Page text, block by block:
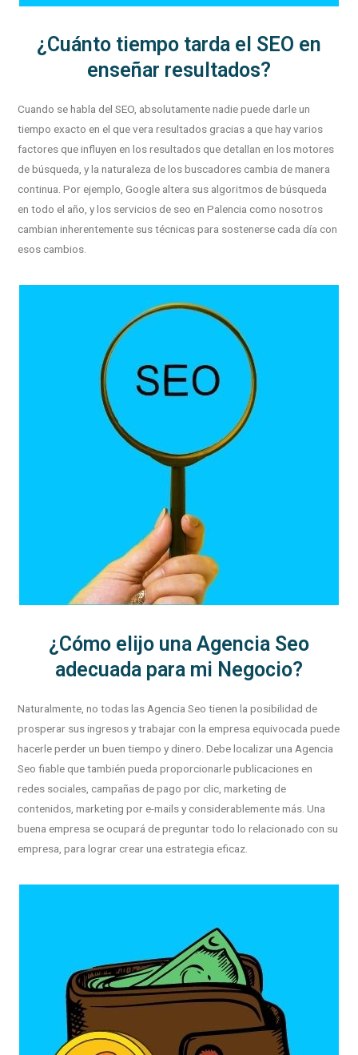
¿Cuánto tiempo tarda el SEO en
enseñar resultados?
Cuando se habla del SEO, absolutamente nadie puede darle un
tiempo exacto en el que vera resultados gracias a que hay varios
factores que influyen en los resultados que detallan en los motores
de búsqueda, y la naturaleza de los buscadores cambia de manera
continua. Por ejemplo, Google altera sus algoritmos de búsqueda
en todo el año, y los servicios de seo en Palencia como nosotros
cambian inherentemente sus técnicas para sostenerse cada día con
esos cambios.
¿Cómo elijo una Agencia Seo
adecuada para mi Negocio?
Naturalmente, no todas las Agencia Seo tienen la posibilidad de
prosperar sus ingresos y trabajar con la empresa equivocada puede
hacerle perder un buen tiempo y dinero. Debe localizar una Agencia
Seo fiable que también pueda proporcionarle publicaciones en
redes sociales, campañas de pago por clic, marketing de
contenidos, marketing por e-mails y considerablemente más. Una
buena empresa se ocupará de preguntar todo lo relacionado con su
empresa, para lograr crear una estrategia eficaz.